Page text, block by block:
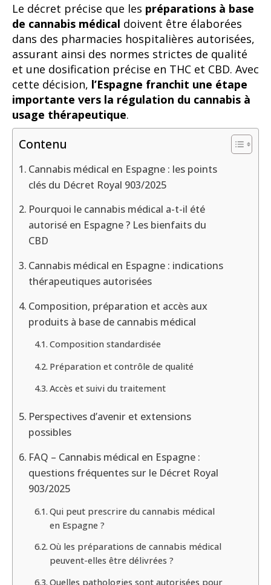
Le décret précise que les préparations à base
de cannabis médical doivent être élaborées
dans des pharmacies hospitalières autorisées,
assurant ainsi des normes strictes de qualité
et une dosification précise en THC et CBD. Avec
cette décision, l’Espagne franchit une étape
importante vers la régulation du cannabis à
usage thérapeutique.
Contenu
Cannabis médical en Espagne : les points
clés du Décret Royal 903/2025
Pourquoi le cannabis médical a-t-il été
autorisé en Espagne ? Les bienfaits du
CBD
Cannabis médical en Espagne : indications
thérapeutiques autorisées
Composition, préparation et accès aux
produits à base de cannabis médical
Composition standardisée
Préparation et contrôle de qualité
Accès et suivi du traitement
Perspectives d’avenir et extensions
possibles
FAQ – Cannabis médical en Espagne :
questions fréquentes sur le Décret Royal
903/2025
Qui peut prescrire du cannabis médical
en Espagne ?
Où les préparations de cannabis médical
peuvent-elles être délivrées ?
Quelles pathologies sont autorisées pour